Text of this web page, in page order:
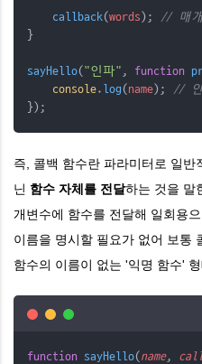
callback(words );
// 매
}
sayHello( "인파" , function
console. log( name);
// 안
});
즉, 콜백 함수란 파라미터로 일
닌 함수 자체를 전달하는 것을 말
개변수에 함수를 전달해 일회용
이름을 명시할 필요가 없어 보통
함수의 이름이 없는 '익명 함수'
function sayHello( name,